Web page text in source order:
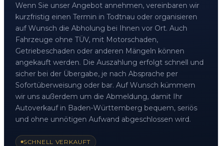
Wenn Sie unser Angebot annehmen, vereinbaren wir
kurzfristig einen Termin in Todtnau oder organisieren
auf Wunsch die Abholung bei Ihnen vor Ort. Auch
Fahrzeuge ohne TÜV, mit Motorschaden,
Getriebeschaden oder anderen Mängeln können
angekauft werden. Die Auszahlung erfolgt schnell und
sicher bei der Übergabe, je nach Absprache per
Sofortüberweisung oder bar. Auf Wunsch kümmern
wir uns außerdem um die Abmeldung, damit Ihr
Autoverkauf in Baden-Württemberg bequem, seriös
und ohne unnötigen Aufwand abgeschlossen wird.
SCHNELL VERKAUFT